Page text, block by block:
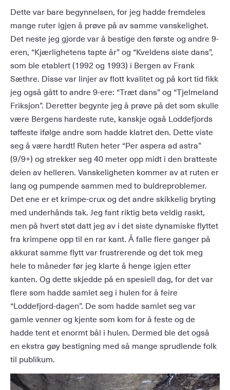
Dette var bare begynnelsen, for jeg hadde fremdeles
mange ruter igjen å prøve på av samme vanskelighet.
Det neste jeg gjorde var å bestige den første og andre 9-
eren, “Kjærlighetens tapte år” og “Kveldens siste dans”,
som ble etablert (1992 og 1993) i Bergen av Frank
Sæthre. Disse var linjer av flott kvalitet og på kort tid fikk
jeg også gått to andre 9-ere: “Træt dans” og “Tjelmeland
Friksjon”. Deretter begynte jeg å prøve på det som skulle
være Bergens hardeste rute, kanskje også Loddefjords
tøffeste ifølge andre som hadde klatret den. Dette viste
seg å være hardt! Ruten heter “Per aspera ad astra”
(9/9+) og strekker seg 40 meter opp midt i den bratteste
delen av helleren. Vanskeligheten kommer av at ruten er
lang og pumpende sammen med to buldreproblemer.
Det ene er et krimpe-crux og det andre skikkelig bryting
med underhånds tak. Jeg fant riktig beta veldig raskt,
men på hvert støt datt jeg av i det siste dynamiske flyttet
fra krimpene opp til en rar kant. Å falle flere ganger på
akkurat samme flytt var frustrerende og det tok meg
hele to måneder før jeg klarte å henge igjen etter
kanten. Og dette skjedde på en spesiell dag, for det var
flere som hadde samlet seg i hulen for å feire
“Loddefjord-dagen”. De som hadde samlet seg var
gamle venner og kjente som kom for å feste og de
hadde tent et enormt bål i hulen. Dermed ble det også
en ekstra gøy bestigning med så mange sprudlende folk
til publikum.